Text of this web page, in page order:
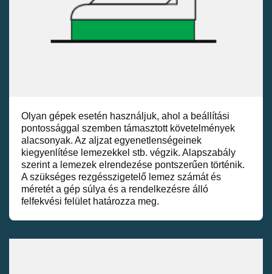
Olyan gépek esetén használjuk, ahol a beállítási
pontossággal szemben támasztott követelmények
alacsonyak. Az aljzat egyenetlenségeinek
kiegyenlítése lemezekkel stb. végzik. Alapszabály
szerint a lemezek elrendezése pontszerűen történik.
A szükséges rezgésszigetelő lemez számát és
méretét a gép súlya és a rendelkezésre álló
felfekvési felület határozza meg.